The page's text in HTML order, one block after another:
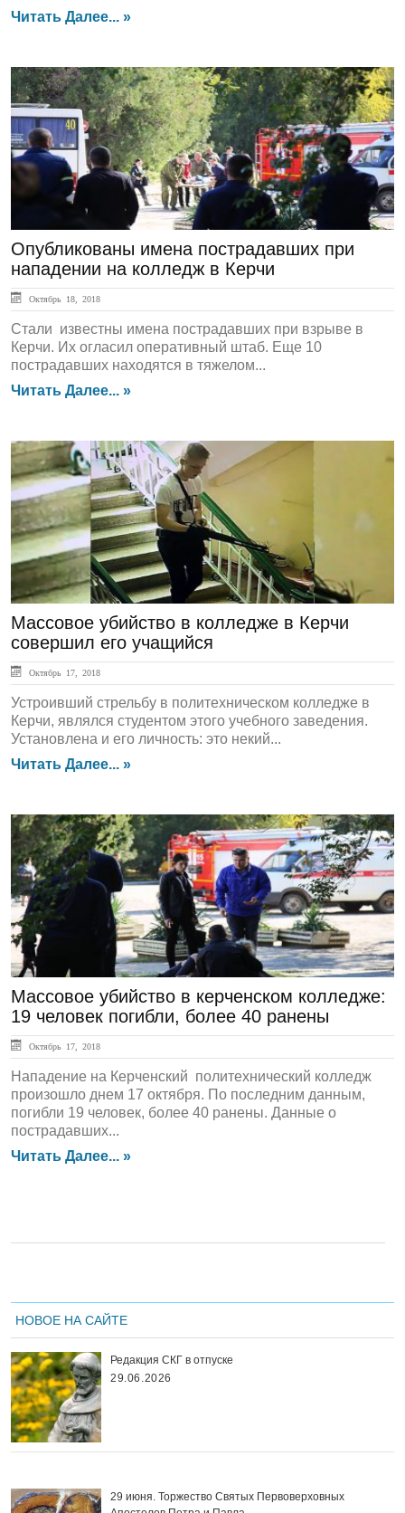
Читать Далее... »
ЛЕНТА НОВОСТЕЙ
Опубликованы имена пострадавших при
нападении на колледж в Керчи
Октябрь 18, 2018
Стали известны имена пострадавших при взрыве в
Керчи. Их огласил оперативный штаб. Еще 10
пострадавших находятся в тяжелом...
Читать Далее... »
ЛЕНТА НОВОСТЕЙ
Массовое убийство в колледже в Керчи
совершил его учащийся
Октябрь 17, 2018
Устроивший стрельбу в политехническом колледже в
Керчи, являлся студентом этого учебного заведения.
Установлена и его личность: это некий...
Читать Далее... »
ЛЕНТА НОВОСТЕЙ
Массовое убийство в керченском колледже:
19 человек погибли, более 40 ранены
Октябрь 17, 2018
Нападение на Керченский политехнический колледж
произошло днем 17 октября. По последним данным,
погибли 19 человек, более 40 ранены. Данные о
пострадавших...
Читать Далее... »
НОВОЕ НА САЙТЕ
Редакция СКГ в отпуске
29.06.2026
29 июня. Торжество Святых Первоверховных